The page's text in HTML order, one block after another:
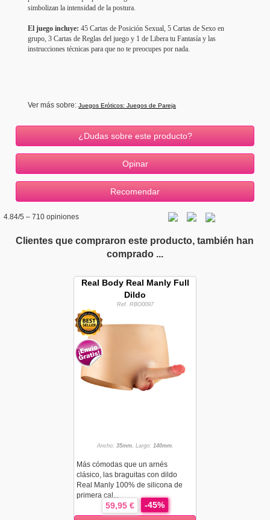
simbolizan la intensidad de la postura.
El juego incluye: 45 Cartas de Posición Sexual, 5 Cartas de Sexo en
grupo, 3 Cartas de Reglas del juego y 1 de Libera tu Fantasía y las
instrucciones técnicas para que no te preocupes por nada.
Ver más sobre: Juegos Eróticos: Juegos de Pareja
¿Dudas sobre este producto?
4.84/5 – 710 opiniones
Clientes que compraron este producto, también han
comprado ...
Real Body Real Manly Full
Dildo
Ref. RBO0097
Ancho: 35mm. Largo: 140mm.
Más cómodas que un arnés
clásico, las braguitas con dildo
Real Manly 100% de silicona de
primera cal...
59,95 € -45%